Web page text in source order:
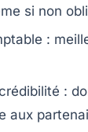
si non
:
:
aux